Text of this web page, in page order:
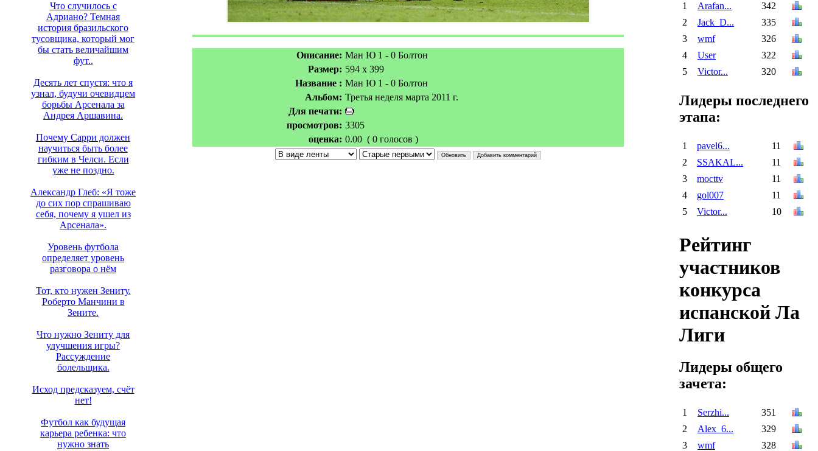
Что случилось с
Адриано? Темная
история бразильского
тусовщика, который мог
бы стать величайшим
фут..
Десять лет спустя: что я
узнал, будучи очевидцем
борьбы Арсенала за
Андрея Аршавина.
Почему Сарри должен
научиться быть более
гибким в Челси. Если
уже не поздно.
Александр Глеб: «Я тоже
до сих пор спрашиваю
себя, почему я ушел из
Арсенала».
Уровень футбола
определяет уровень
разговора о нём
Тот, кто нужен Зениту.
Роберто Манчини в
Зените.
Что нужно Зениту для
улучшения игры?
Рассуждение
болельщика.
Исход предсказуем, счёт
нет!
Футбол как будущая
карьера ребенка: что
нужно знать
Описание: Ман Ю 1 - 0 Болтон
Размер: 594 x 399
Название : Ман Ю 1 - 0 Болтон
Альбом: Третья неделя марта 2011 г.
Для печати:
просмотров: 3305
оценка: 0.00 ( 0 голосов )
1 Arafan...
342
2
Jack_D...
335
3
wmf
326
4
User
322
5
Victor... 320
Лидеры последнего
этапа:
1 pavel6...
11
2
SSAKAL...
11
3
mocttv
11
4
gol007
11
5
Victor... 10
Рейтинг
участников
конкурса
испанской Ла
Лиги
Лидеры общего
зачета:
1 Serzhi...
351
2
Alex_6...
329
3
wmf 328